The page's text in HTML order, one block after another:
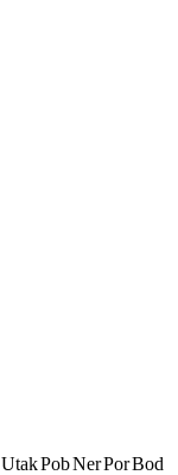
UtakPobNerPorBod